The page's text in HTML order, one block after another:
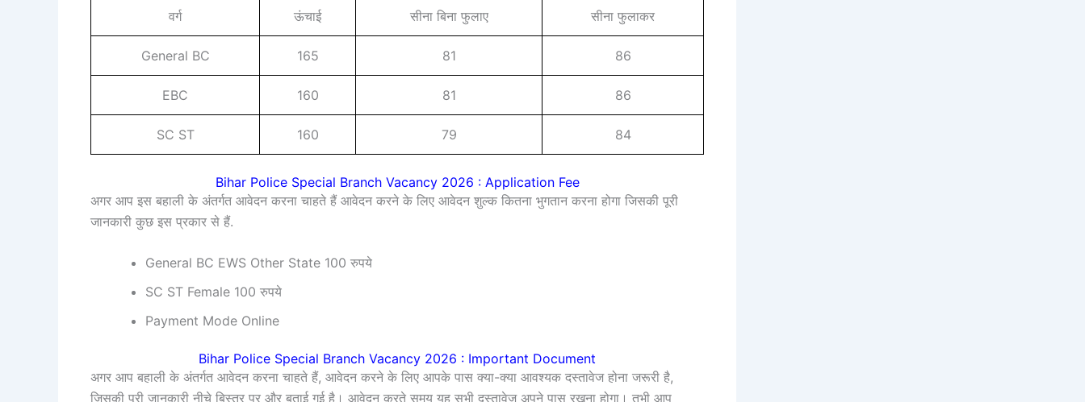
वर्ग ऊंचाई सीना बिना फुलाए सीना फुलाकर
General BC 165 81 86
EBC 160 81 86
SC ST 160 79 84
Bihar Police Special Branch Vacancy 2026 : Application Fee
अगर आप इस बहाली के अंतर्गत आवेदन करना चाहते हैं आवेदन करने के लिए आवेदन शुल्क कितना भुगतान करना होगा जिसकी पूरी
जानकारी कुछ इस प्रकार से हैं.
General BC EWS Other State 100 रुपये
SC ST Female 100 रुपये
Payment Mode Online
Bihar Police Special Branch Vacancy 2026 : Important Document
अगर आप बहाली के अंतर्गत आवेदन करना चाहते हैं, आवेदन करने के लिए आपके पास क्या-क्या आवश्यक दस्तावेज होना जरूरी है,
जिसकी पूरी जानकारी नीचे बिस्तर पर और बताई गई है। आवेदन करते समय यह सभी दस्तावेज अपने पास रखना होगा। तभी आप